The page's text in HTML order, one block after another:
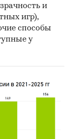
и
игр),
способы
у